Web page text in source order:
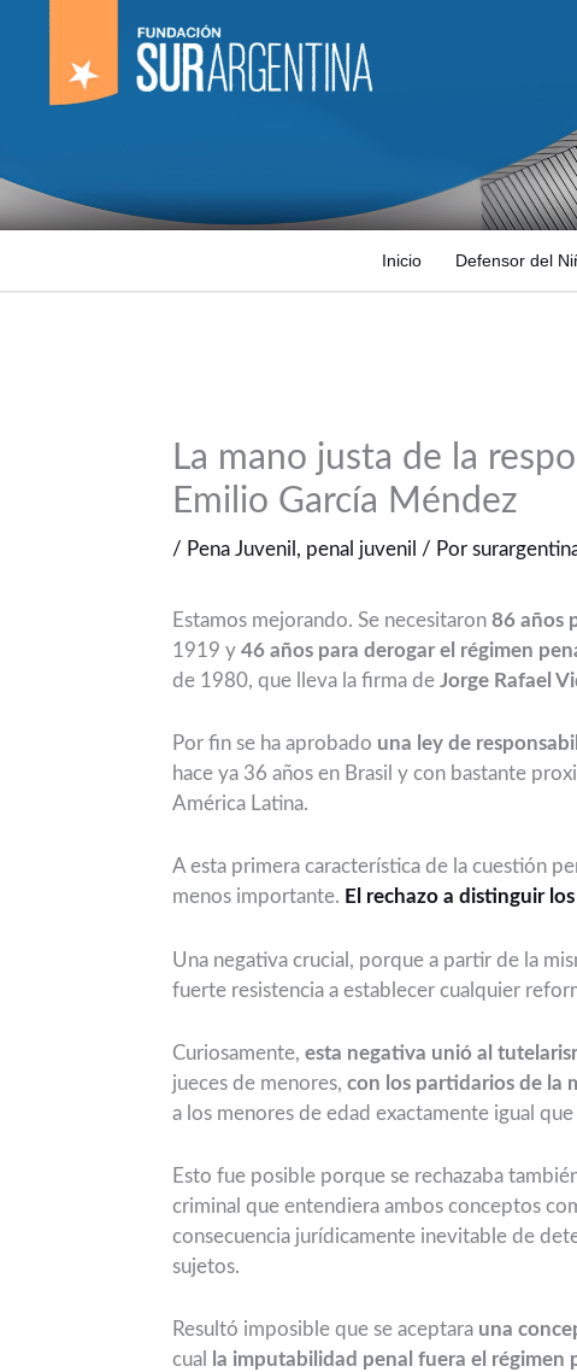
contenido
Inicio Defensor del
La mano justa de la
Emilio García Méndez
/ Pena Juvenil , penal juvenil / Por
Estamos mejorando. Se necesitaron 86 años
1919 y 46 años para derogar el régimen
de 1980, que lleva la firma de Jorge Rafael
Por fin se ha aprobado una ley de
hace ya 36 años en Brasil y con bastante
América Latina.
A esta primera característica de la cuestión
menos importante. El rechazo a distinguir
Una negativa crucial, porque a partir de la
fuerte resistencia a establecer cualquier
Curiosamente, esta negativa unió al
jueces de menores, con los partidarios de la
a los menores de edad exactamente igual
Esto fue posible porque se rechazaba
criminal que entendiera ambos conceptos
consecuencia jurídicamente inevitable de
sujetos.
Resultó imposible que se aceptara una
cual
la imputabilidad penal fuera el régimen